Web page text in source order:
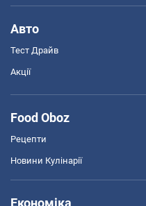
Авто
Тест Драйв
Акції
Food Oboz
Рецепти
Новини Кулінарії
Економіка